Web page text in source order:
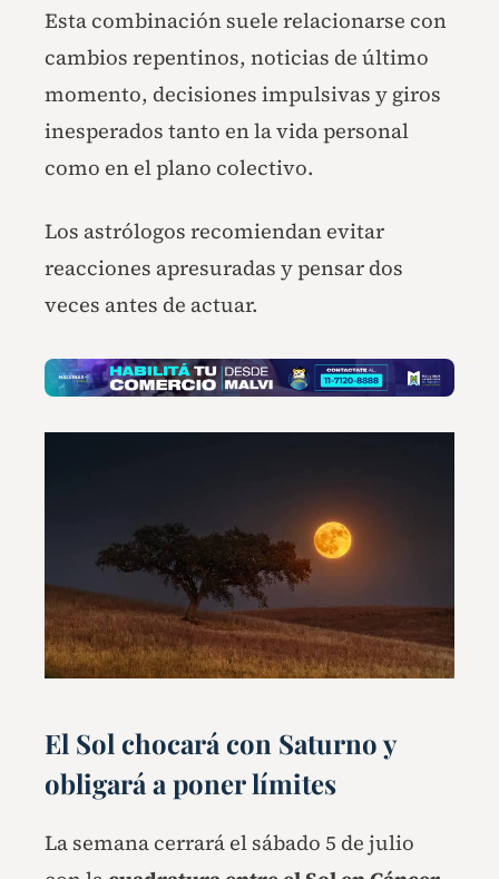
Esta combinación suele relacionarse con
cambios repentinos, noticias de último
momento, decisiones impulsivas y giros
inesperados tanto en la vida personal
como en el plano colectivo.
Los astrólogos recomiendan evitar
reacciones apresuradas y pensar dos
veces antes de actuar.
El Sol chocará con Saturno y
obligará a poner límites
La semana cerrará el sábado 5 de julio